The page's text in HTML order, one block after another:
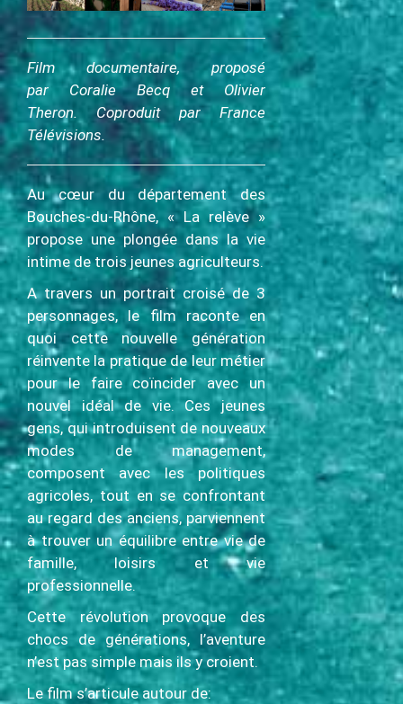
c
i
p
a
Film documentaire, proposé
par Coralie Becq et Olivier
Theron. Coproduit par France
Télévisions.
Au cœur du département des
Bouches-du-Rhône, « La relève »
propose une plongée dans la vie
intime de trois jeunes agriculteurs.
A travers un portrait croisé de 3
personnages, le film raconte en
quoi cette nouvelle génération
réinvente la pratique de leur métier
pour le faire coïncider avec un
nouvel idéal de vie. Ces jeunes
gens, qui introduisent de nouveaux
modes de management,
composent avec les politiques
agricoles, tout en se confrontant
au regard des anciens, parviennent
à trouver un équilibre entre vie de
famille, loisirs et vie
professionnelle.
Cette révolution provoque des
chocs de générations, l’aventure
n’est pas simple mais ils y croient.
Le film s’articule autour de: